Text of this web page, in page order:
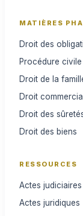
MATIÈRES
Droit des
Procédure civile
Droit de la
Droit
Droit des
Droit des biens
RESSOURCES
Actes judiciaires
Actes juridiques